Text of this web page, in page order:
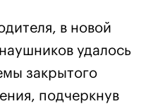
в новой
удалось
закрытого
подчеркнув